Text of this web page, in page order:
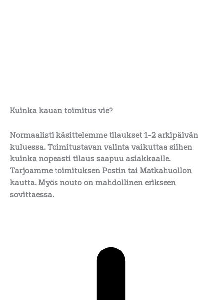
Kuinka kauan toimitus vie?
Normaalisti käsittelemme tilaukset 1-2 arkipäivän
kuluessa. Toimitustavan valinta vaikuttaa siihen
kuinka nopeasti tilaus saapuu asiakkaalle.
Tarjoamme toimituksen Postin tai Matkahuollon
kautta. Myös nouto on mahdollinen erikseen
sovittaessa.